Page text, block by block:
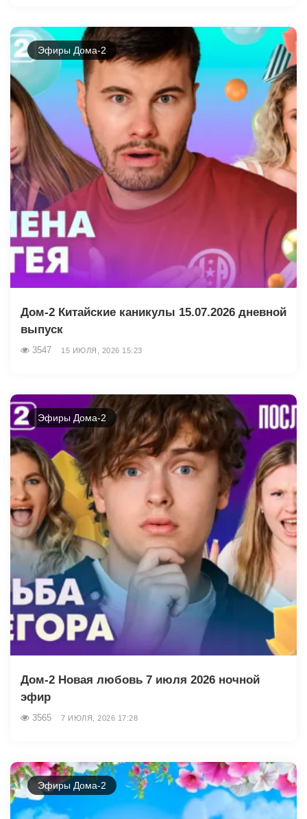
Эфиры Дома-2
Дом-2 Китайские каникулы 15.07.2026 дневной
выпуск
3547 15 ИЮЛЯ, 2026 15:23
Эфиры Дома-2
Дом-2 Новая любовь 7 июля 2026 ночной
эфир
3565 7 ИЮЛЯ, 2026 17:28
Эфиры Дома-2